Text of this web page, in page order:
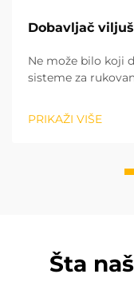
Dobavljač
Ne može bilo koji
sisteme za
dugogodišnjeg
različitim
PRIKAŽI VIŠE
Šta